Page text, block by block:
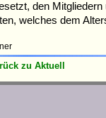
den
welches dem
zu Aktuell